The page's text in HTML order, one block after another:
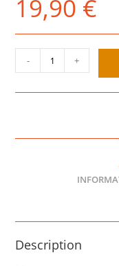
19,90 €
quantité
de
T-
- +
Description